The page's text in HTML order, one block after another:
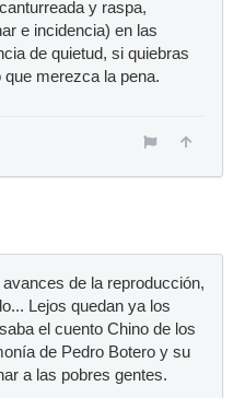
y raspa,
e incidencia) en las
de quietud, si quiebras
merezca la pena.
de la reproducción,
Lejos quedan ya los
el cuento Chino de los
de Pedro Botero y su
a las pobres gentes.